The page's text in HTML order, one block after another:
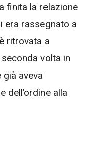
finita la relazione
era rassegnato a
ritrovata a
volta in
aveva
dell’ordine alla